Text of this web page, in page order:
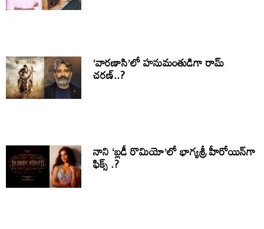
‘వారణాసి’లో హనుమంతుడిగా రామ్
చరణ్..?
నాని ‘బ్లడీ రొమియో’లో భాగ్యశ్రీ హీరోయిన్‌గా
ఫిక్స్ .?